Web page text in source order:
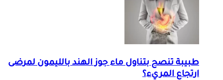
طبيبة تنصح بتناول ماء جوز الهند بالليمون لمرضى
ارتجاع المريء؟